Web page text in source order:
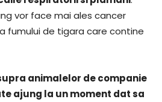
vor face mai ales cancer
fumului de tigara care contine
animalelor de companie
ajung la un moment dat sa